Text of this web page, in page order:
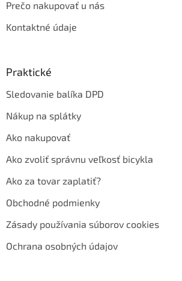
Prečo nakupovať u nás
Kontaktné údaje
Praktické
Sledovanie balíka DPD
Nákup na splátky
Ako nakupovať
Ako zvoliť správnu veľkosť bicykla
Ako za tovar zaplatiť?
Obchodné podmienky
Zásady používania súborov cookies
Ochrana osobných údajov